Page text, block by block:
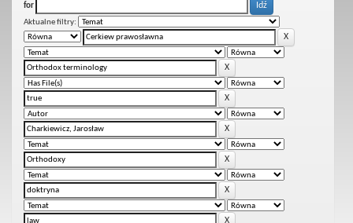
for
Aktualne filtry: